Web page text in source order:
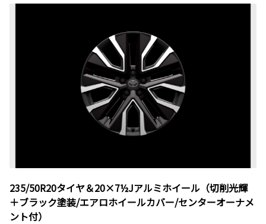
235/50R20タイヤ＆20×7½Jアルミホイール（切削光輝
＋ブラック塗装/エアロホイールカバー/センターオーナメ
ント付）